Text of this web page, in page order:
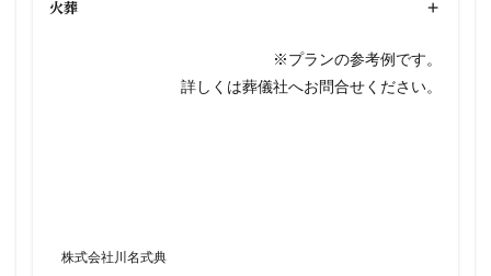
火葬 +
※プランの参考例です。
詳しくは葬儀社へお問合せください。
株式会社川名式典